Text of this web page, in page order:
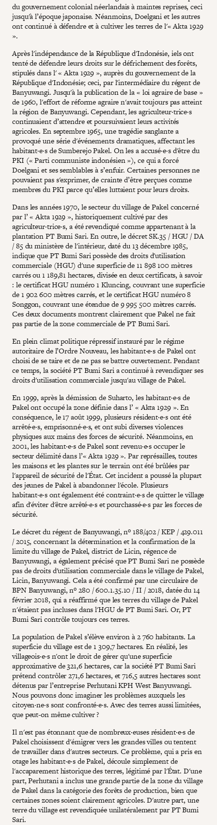
du gouvernement colonial néerlandais à maintes reprises, ceci
jusqu'à l’époque japonaise. Néanmoins, Doelgani et les autres
ont continué à défendre et à cultiver les terres de l'« Akta 1929
».
Après l'indépendance de la République d'Indonésie, iels ont
tenté de défendre leurs droits sur le défrichement des forêts,
stipulés dans l' « Akta 1929 », auprès du gouvernement de la
République d'Indonésie; ceci, par l'intermédiaire du régent de
Banyuwangi. Jusqu'à la publication de la « loi agraire de base »
de 1960, l'effort de réforme agraire n'avait toujours pas atteint
la région de Banyuwangi. Cependant, les agriculteur·trice·s
continuaient d’attendre et poursuivaient leurs activités
agricoles. En septembre 1965, une tragédie sanglante a
provoqué une série d'événements dramatiques, affectant les
habitant·e·s de Sumberejo Pakel. On les a accusé·e·s d'être du
PKI (« Parti communiste indonésien »), ce qui a forcé
Doelgani et ses semblables à s’enfuir. Certaines personnes ne
pouvaient pas s'exprimer, de crainte d’être perçues comme
membres du PKI parce qu’elles luttaient pour leurs droits.
Dans les années 1970, le secteur du village de Pakel concerné
par l’ « Akta 1929 », historiquement cultivé par des
agriculteur·trice·s, a été revendiqué comme appartenant à la
plantation PT Bumi Sari. En outre, le décret SK.35 / HGU / DA
/ 85 du ministère de l'intérieur, daté du 13 décembre 1985,
indique que PT Bumi Sari possède des droits d'utilisation
commerciale (HGU) d'une superficie de 11 898 100 mètres
carrés ou 1 189,81 hectares, divisée en deux certificats, à savoir
: le certificat HGU numéro 1 Kluncing, couvrant une superficie
de 1 902 600 mètres carrés, et le certificat HGU numéro 8
Songgon, couvrant une étendue de 9 995 500 mètres carrés.
Ces deux documents montrent clairement que Pakel ne fait
pas partie de la zone commerciale de PT Bumi Sari.
En plein climat politique répressif instauré par le régime
autoritaire de l’Ordre Nouveau, les habitant·e·s de Pakel ont
choisi de se taire et de ne pas se battre ouvertement. Pendant
ce temps, la société PT Bumi Sari a continué à revendiquer ses
droits d'utilisation commerciale jusqu'au village de Pakel.
En 1999, après la démission de Suharto, les habitant·e·s de
Pakel ont occupé la zone définie dans l’ « Akta 1929 ». En
conséquence, le 17 août 1999, plusieurs résident·e·s ont été
arrêté·e·s, emprisonné·e·s, et ont subi diverses violences
physiques aux mains des forces de sécurité. Néanmoins, en
2001, les habitant·e·s de Pakel sont revenu·e·s occuper le
secteur délimité dans l’« Akta 1929 ». Par représailles, toutes
les maisons et les plantes sur le terrain ont été brûlées par
l'appareil de sécurité de l'État. Cet incident a poussé la plupart
des jeunes de Pakel à abandonner l'école. Plusieurs
habitant·e·s ont également été contraint·e·s de quitter le village
afin d'éviter d'être arrêté·e·s et pourchassé·e·s par les forces de
sécurité.
Le décret du régent de Banyuwangi, nº 188/402 / KEP / 429.011
/ 2015, concernant la détermination et la confirmation de la
limite du village de Pakel, district de Licin, régence de
Banyuwangi, a également précisé que PT Bumi Sari ne possède
pas de droits d'utilisation commerciale dans le village de Pakel,
Licin, Banyuwangi. Cela a été confirmé par une circulaire de
BPN Banyuwangi, nº 280 / 600.1.35.10 / II / 2018, datée du 14
février 2018, qui a réaffirmé que les terres du village de Pakel
n'étaient pas incluses dans l'HGU de PT Bumi Sari. Or, PT
Bumi Sari contrôle toujours ces terres.
La population de Pakel s’élève environ à 2 760 habitants. La
superficie du village est de 1 309,7 hectares. En réalité, les
villageois·e·s n'ont le droit de gérer qu'une superficie
approximative de 321,6 hectares, car la société PT Bumi Sari
prétend contrôler 271,6 hectares, et 716,5 autres hectares sont
détenus par l’entreprise Perhutani KPH West Banyuwangi.
Nous pouvons donc imaginer les problèmes auxquels les
citoyen·ne·s sont confronté·e·s. Avec des terres aussi limitées,
que peut-on même cultiver ?
Il n'est pas étonnant que de nombreux·euses résident·e·s de
Pakel choisissent d'émigrer vers les grandes villes ou tentent
de travailler dans d'autres secteurs. Ce problème, qui a pris en
otage les habitant·e·s de Pakel, découle simplement de
l'accaparement historique des terres, légitimé par l'État. D'une
part, Perhutani a inclus une grande partie de la zone du village
de Pakel dans la catégorie des forêts de production, bien que
certaines zones soient clairement agricoles. D'autre part, une
terre du village est revendiquée unilatéralement par PT Bumi
Sari.